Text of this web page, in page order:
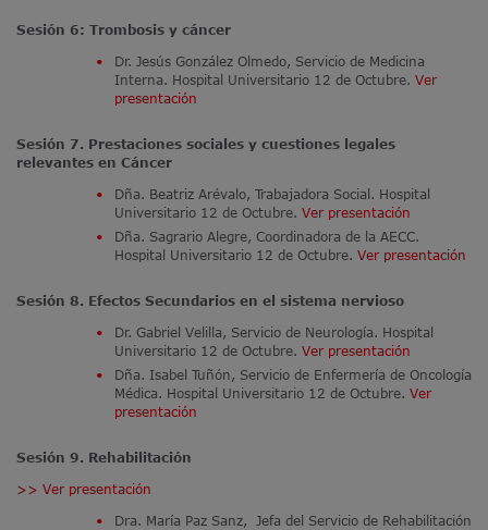
Sesión 6: Trombosis y cáncer
Dr. Jesús González Olmedo, Servicio de Medicina
Interna. Hospital Universitario 12 de Octubre. Ver
presentación
Sesión 7. Prestaciones sociales y cuestiones legales
relevantes en Cáncer
Dña. Beatriz Arévalo, Trabajadora Social. Hospital
Universitario 12 de Octubre. Ver presentación
Dña. Sagrario Alegre, Coordinadora de la AECC.
Hospital Universitario 12 de Octubre. Ver presentación
Sesión 8. Efectos Secundarios en el sistema nervioso
Dr. Gabriel Velilla, Servicio de Neurología. Hospital
Universitario 12 de Octubre. Ver presentación
Dña. Isabel Tuñón, Servicio de Enfermería de Oncología
Médica. Hospital Universitario 12 de Octubre. Ver
presentación
Sesión 9. Rehabilitación
>> Ver presentación
Dra. María Paz Sanz, Jefa del Servicio de Rehabilitación